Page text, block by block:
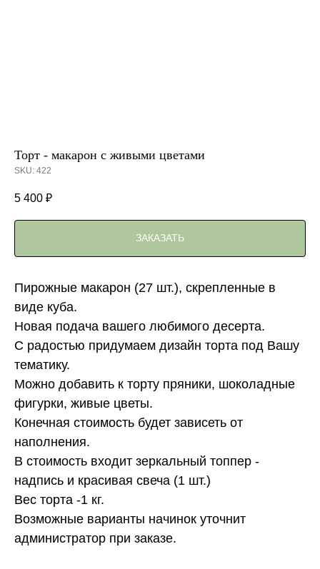
Торт - макарон с живыми цветами
SKU: 422
5 400 ₽
ЗАКАЗАТЬ
Пирожные макарон (27 шт.), скрепленные в
виде куба.
Новая подача вашего любимого десерта.
С радостью придумаем дизайн торта под Вашу
тематику.
Можно добавить к торту пряники, шоколадные
фигурки, живые цветы.
Конечная стоимость будет зависеть от
наполнения.
В стоимость входит зеркальный топпер -
надпись и красивая свеча (1 шт.)
Вес торта -1 кг.
Возможные варианты начинок уточнит
администратор при заказе.